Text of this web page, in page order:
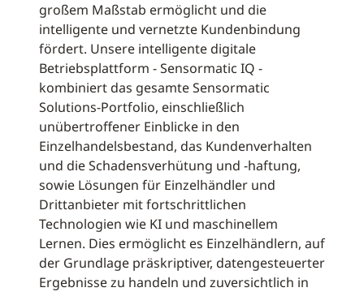
großem Maßstab ermöglicht und die
intelligente und vernetzte Kundenbindung
fördert. Unsere intelligente digitale
Betriebsplattform - Sensormatic IQ -
kombiniert das gesamte Sensormatic
Solutions-Portfolio, einschließlich
unübertroffener Einblicke in den
Einzelhandelsbestand, das Kundenverhalten
und die Schadensverhütung und -haftung,
sowie Lösungen für Einzelhändler und
Drittanbieter mit fortschrittlichen
Technologien wie KI und maschinellem
Lernen. Dies ermöglicht es Einzelhändlern, auf
der Grundlage präskriptiver, datengesteuerter
Ergebnisse zu handeln und zuversichtlich in